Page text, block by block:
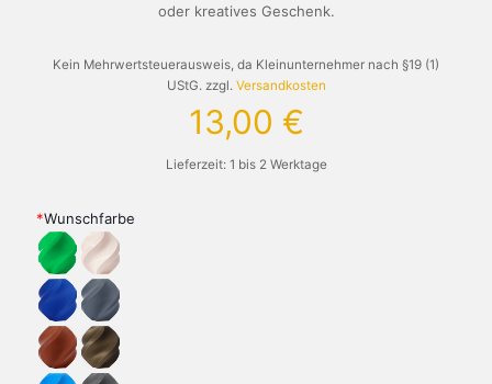
oder kreatives Geschenk.
Kein Mehrwertsteuerausweis, da Kleinunternehmer nach §19 (1)
UStG. zzgl. Versandkosten
13,00 €
Lieferzeit: 1 bis 2 Werktage
*Wunschfarbe